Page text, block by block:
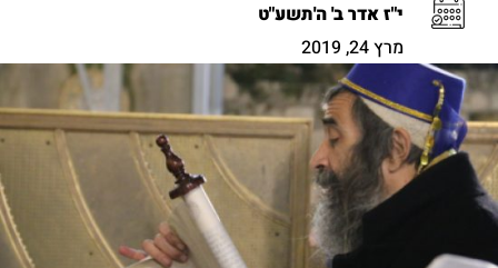
י"ז אדר ב' ה'תשע"ט
מרץ 24, 2019